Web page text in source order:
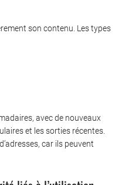
son contenu. Les types
avec de nouveaux
et les sorties récentes.
car ils peuvent